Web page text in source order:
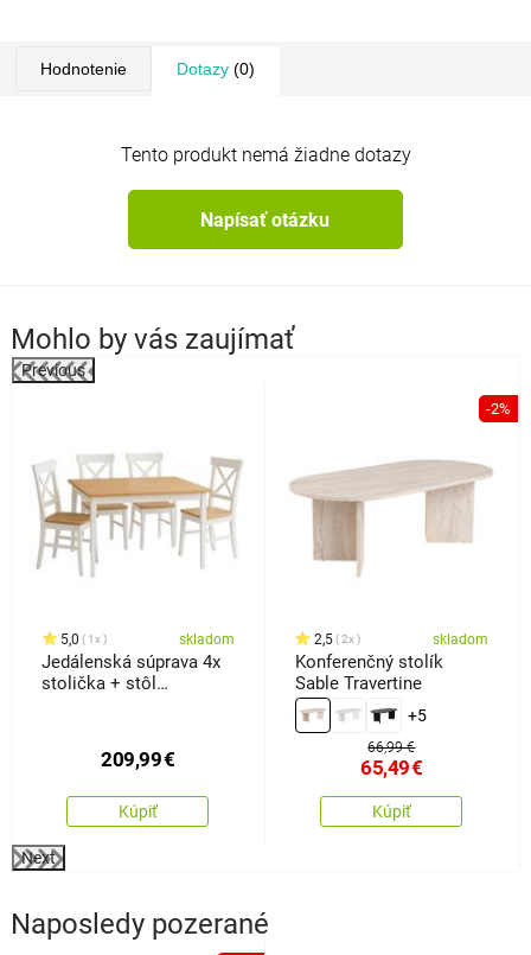
Hodnotenie Dotazy(0)
Tento produkt nemá žiadne dotazy
Napísať otázku
Mohlo by vás zaujímať
Previous
5,0 1x skladom
Jedálenská súprava 4x
stolička + stôl
209,99€
Kúpiť
-2%
2,5 2x skladom
Konferenčný stolík
Sable Travertine
+5
66,99 €
65,49€
Kúpiť
Next
Naposledy pozerané